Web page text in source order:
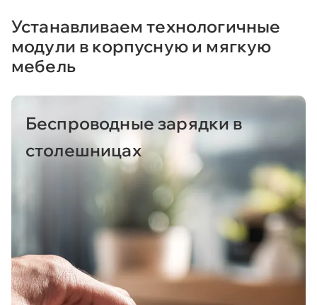
Устанавливаем технологичные
модули в корпусную и мягкую
мебель
Беспроводные зарядки в
столешницах